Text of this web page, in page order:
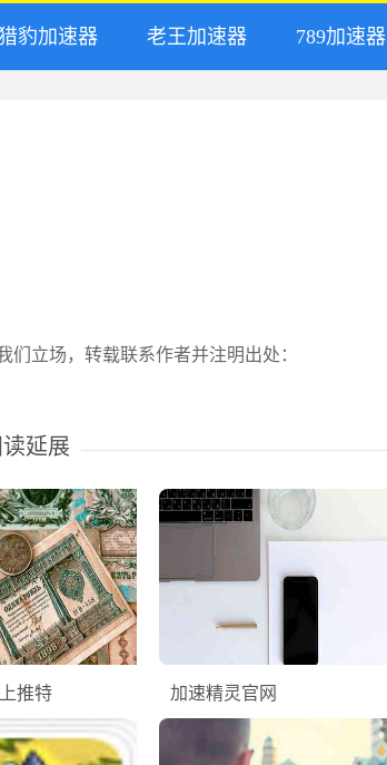
豹加速器 老王加速器 789加速器
立场，转载联系作者并注明出处：
延展
推特 加速精灵官网